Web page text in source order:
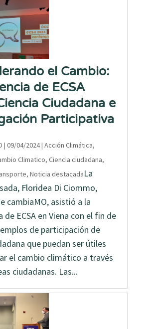
el Cambio:
de ECSA
Ciudadana e
Participativa
| 09/04/2024| Acción Climática,
Climatico, Ciencia ciudadana,
, Noticia destacadaLa
Floridea Di Ciommo,
cambiaMO, asistió a la
de ECSA en Viena con el fin de
de participación de
que puedan ser útiles
el cambio climático a través
ciudadanas. Las...